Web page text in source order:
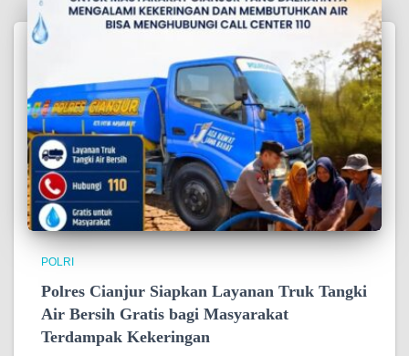
POLRI
Polres Cianjur Siapkan Layanan Truk Tangki
Air Bersih Gratis bagi Masyarakat
Terdampak Kekeringan